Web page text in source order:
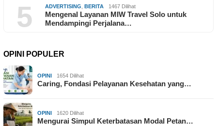
5 ADVERTISING BERITA 1467 Dilihat
Mengenal Layanan MIW Travel Solo untuk
Mendampingi Perjalana…
OPINI POPULER
OPINI 1654 Dilihat
Caring, Fondasi Pelayanan Kesehatan yang…
OPINI 1620 Dilihat
Mengurai Simpul Keterbatasan Modal Petan…